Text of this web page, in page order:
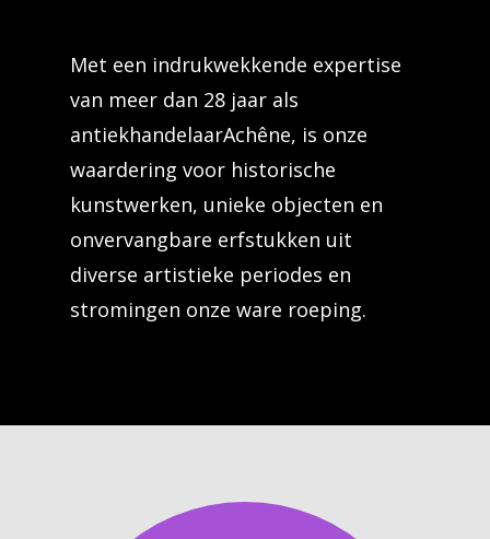
Met een indrukwekkende expertise
van meer dan 28 jaar als
antiekhandelaarAchêne, is onze
waardering voor historische
kunstwerken, unieke objecten en
onvervangbare erfstukken uit
diverse artistieke periodes en
stromingen onze ware roeping.